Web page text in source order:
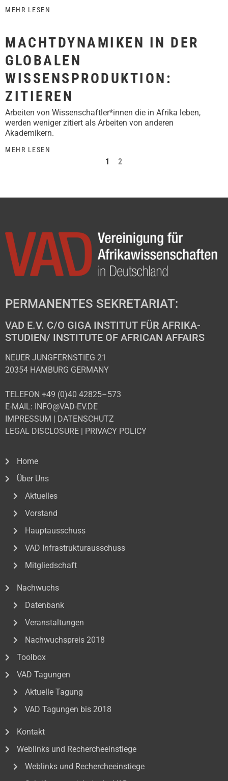
MEHR LESEN
MACHTDYNAMIKEN IN DER
GLOBALEN
WISSENSPRODUKTION:
ZITIEREN
Arbeiten von Wissenschaftler*innen die in Afrika leben,
werden weniger zitiert als Arbeiten von anderen
Akademikern.
MEHR LESEN
1 2
PERMANENTES SEKRETARIAT:
VAD E.V. C/O GIGA INSTITUT FÜR AFRIKA-
STUDIEN/ INSTITUTE OF AFRICAN AFFAIRS
NEUER JUNGFERNSTIEG 21
20354 HAMBURG GERMANY
TELEFON +49 (0)40 42825–573
E-MAIL: INFO@VAD-EV.DE
IMPRESSUM
DATENSCHUTZ
LEGAL DISCLOSURE
PRIVACY POLICY
Home
Über Uns
Aktuelles
Vorstand
Hauptausschuss
VAD Infrastrukturausschuss
Mitgliedschaft
Nachwuchs
Datenbank
Veranstaltungen
Nachwuchspreis 2018
Toolbox
VAD Tagungen
Aktuelle Tagung
VAD Tagungen bis 2018
Kontakt
Weblinks und Rechercheeinstiege
Weblinks und Rechercheeinstiege